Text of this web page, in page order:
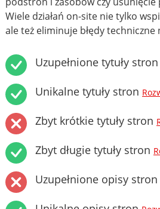
Wiele działań on-site nie tylko
ale też eliminuje błędy techniczne
Uzupełnione tytuły stron
Unikalne tytuły stron
Zbyt krótkie tytuły stron
Zbyt długie tytuły stron
Uzupełnione opisy stron